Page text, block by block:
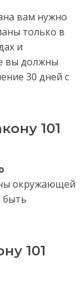
вам нужно
только в
и
вы должны
30 дней с
101
окружающей
быть
101